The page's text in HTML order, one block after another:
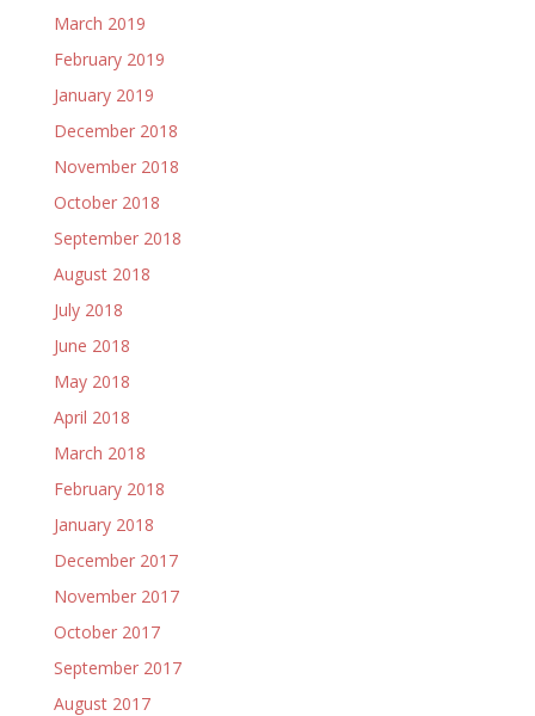
March 2019
February 2019
January 2019
December 2018
November 2018
October 2018
September 2018
August 2018
July 2018
June 2018
May 2018
April 2018
March 2018
February 2018
January 2018
December 2017
November 2017
October 2017
September 2017
August 2017